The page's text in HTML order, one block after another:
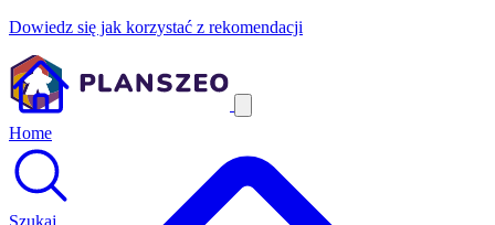
Dowiedz się jak korzystać z rekomendacji
Home
Szukaj